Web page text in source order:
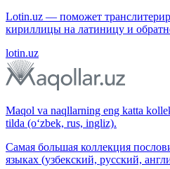
Lotin.uz — поможет
кириллицы на латиницу и
lotin.uz
Maqol va naqllarning eng katta
tilda (o‘zbek, rus, ingliz).
Самая большая коллекция
языках (узбекский, русский,